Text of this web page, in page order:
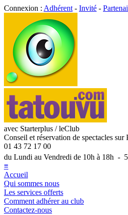
Connexion : Adhérent - Invité -
avec Starterplus / leClub
Conseil et réservation de spectacles sur
01 43 72 17 00
du Lundi au Vendredi de 10h à 18h -
≡
Accueil
Qui sommes nous
Les services offerts
Comment adhérer au club
Contactez-nous